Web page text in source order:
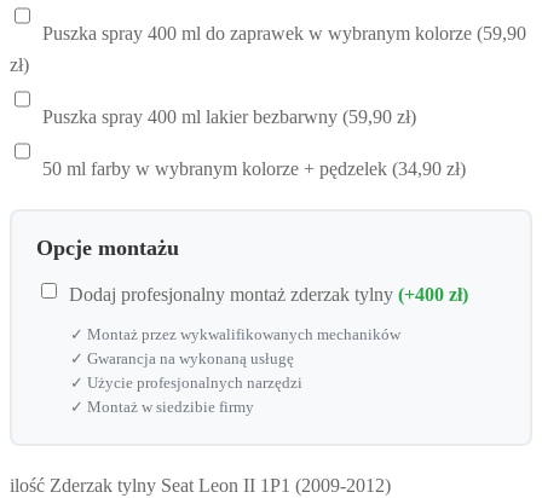
Puszka spray 400 ml do zaprawek w wybranym kolorze (59,90
zł)
Puszka spray 400 ml lakier bezbarwny (59,90 zł)
50 ml farby w wybranym kolorze + pędzelek (34,90 zł)
Opcje montażu
Dodaj profesjonalny montaż zderzak tylny (+400 zł)
✓ Montaż przez wykwalifikowanych mechaników
✓ Gwarancja na wykonaną usługę
✓ Użycie profesjonalnych narzędzi
✓ Montaż w siedzibie firmy
ilość Zderzak tylny Seat Leon II 1P1 (2009-2012)